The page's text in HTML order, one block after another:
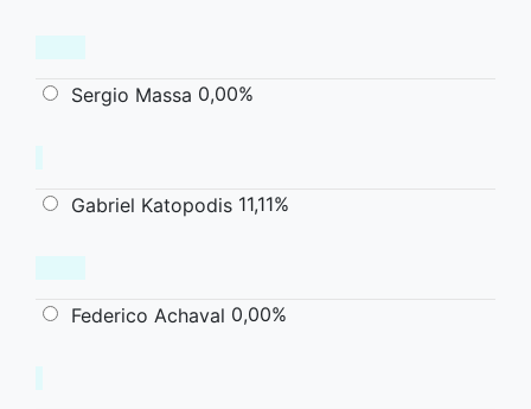
Sergio Massa 0,00%
Gabriel Katopodis 11,11%
Federico Achaval 0,00%